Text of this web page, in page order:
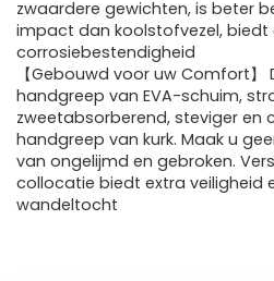
zwaardere gewichten, is beter
impact dan koolstofvezel,
corrosiebestendigheid
【Gebouwd voor uw Comfort
handgreep van EVA-schuim,
zweetabsorberend, steviger en
handgreep van kurk. Maak u
van ongelijmd en gebroken.
collocatie biedt extra veiligheid
wandeltocht